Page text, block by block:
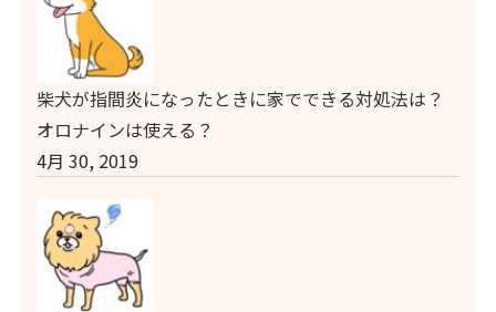
柴犬が指間炎になったときに家でできる対処法は？
オロナインは使える？
4月 30, 2019